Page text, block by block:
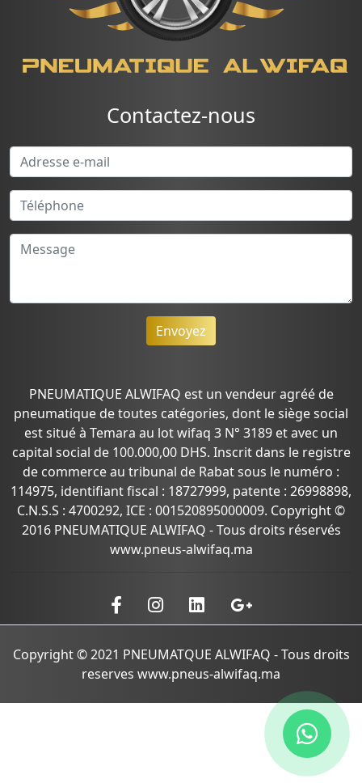
Contactez-nous
Envoyez
PNEUMATIQUE ALWIFAQ est un vendeur agréé de
pneumatique de toutes catégories, dont le siège social
est situé à Temara au lot wifaq 3 N° 3189 et avec un
capital social de 100.000,00 DHS. Inscrit dans le registre
de commerce au tribunal de Rabat sous le numéro :
114975, identifiant fiscal : 18727999, patente : 26998898,
C.N.S.S : 4700292, ICE : 001520895000009. Copyright ©
2016 PNEUMATIQUE ALWIFAQ - Tous droits réservés
www.pneus-alwifaq.ma
Copyright © 2021 PNEUMATQUE ALWIFAQ - Tous droits
reserves www.pneus-alwifaq.ma